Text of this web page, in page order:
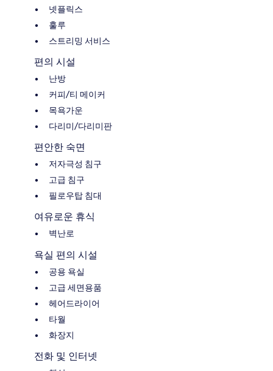
넷플릭스
훌루
스트리밍 서비스
편의 시설
난방
커피/티 메이커
목욕가운
다리미/다리미판
편안한 숙면
저자극성 침구
고급 침구
필로우탑 침대
여유로운 휴식
벽난로
욕실 편의 시설
공용 욕실
고급 세면용품
헤어드라이어
타월
화장지
전화 및 인터넷